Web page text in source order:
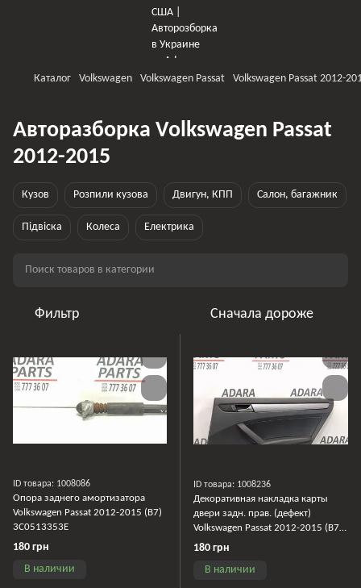
Каталог Volkswagen Volkswagen Passat Volkswagen Passat 2012-
Авторазборка Volkswagen Passat
2012-2015
Кузов Розпили кузова Двигун, КПП Салон, багажник
Підвіска Колеса Електрика
Фильтр Сначала дороже
ID товара: 1008086
Опора заднего амортизатора
Volkswagen Passat 2012-2015 (B7)
3C0513353E
180 грн
В наличии
ID товара: 1008236
Декоративная накладка карты
двери задн. прав. (дефект)
Volkswagen Passat 2012-2015 (B7)
561867420B4AR
180 грн
В наличии